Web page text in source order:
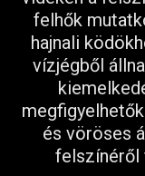
felhők
hajnali
vízjégből
és vöröses
felszínéről